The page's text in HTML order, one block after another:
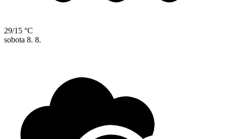
29/15 °C
sobota 8. 8.